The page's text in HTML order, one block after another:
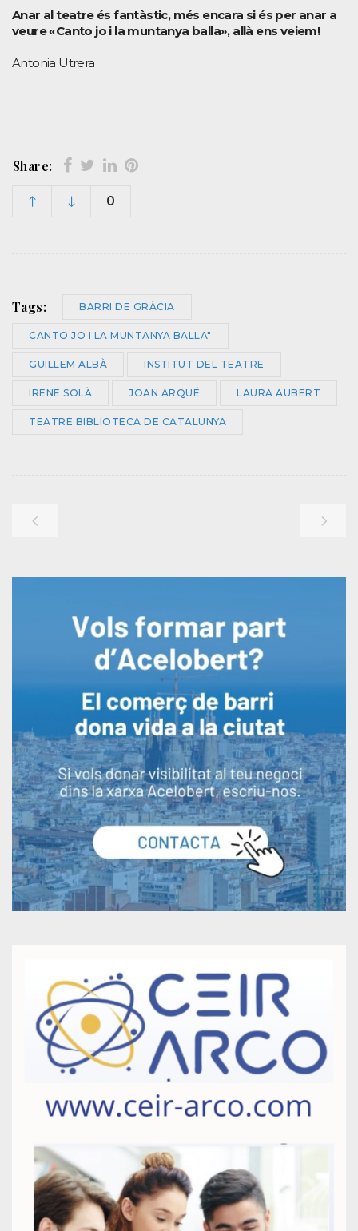
Anar al teatre és fantàstic, més encara si és per anar a
veure «Canto jo i la muntanya balla», allà ens veiem!
Antonia Utrera
Share:
0
Tags: BARRI DE GRÀCIA
CANTO JO I LA MUNTANYA BALLA"
GUILLEM ALBÀ INSTITUT DEL TEATRE
IRENE SOLÀ JOAN ARQUÉ LAURA AUBERT
TEATRE BIBLIOTECA DE CATALUNYA